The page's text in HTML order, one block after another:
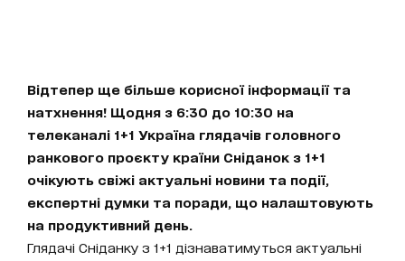
Відтепер ще більше корисної інформації та
натхнення! Щодня з 6:30 до 10:30 на
телеканалі 1+1 Україна глядачів головного
ранкового проєкту країни Сніданок з 1+1
очікують свіжі актуальні новини та події,
експертні думки та поради, що налаштовують
на продуктивний день.
Глядачі Сніданку з 1+1 дізнаватимуться актуальні